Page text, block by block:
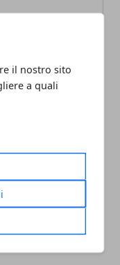
il nostro sito
a quali
alla 25°
e in zona